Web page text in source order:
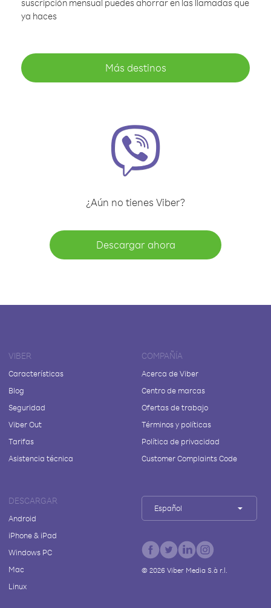
suscripción mensual puedes ahorrar en las llamadas que
ya haces
Más destinos
¿Aún no tienes Viber?
Descargar ahora
VIBER
Características
Blog
Seguridad
Viber Out
Tarifas
Asistencia técnica
COMPAÑÍA
Acerca de Viber
Centro de marcas
Ofertas de trabajo
Términos y políticas
Política de privacidad
Customer Complaints Code
DESCARGAR
Android
iPhone & iPad
Windows PC
Mac
Linux
Español
© 2026Viber Media S.à r.l.